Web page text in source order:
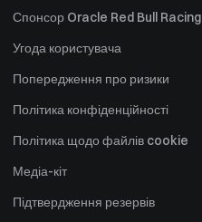
Спонсор Oracle Red Bull Racing
Угода користувача
Попередження про ризики
Політика конфіденційності
Політика щодо файлів cookie
Медіа-кіт
Підтвердження резервів